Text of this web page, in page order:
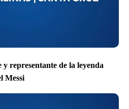
representante de la leyenda
Messi